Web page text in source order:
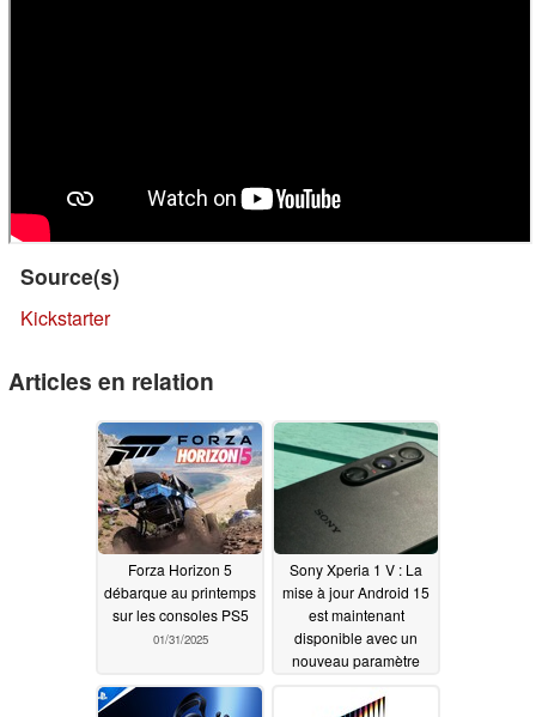
Source(s)
Kickstarter
Articles en relation
Forza Horizon 5
débarque au printemps
sur les consoles PS5
01/31/2025
Sony Xperia 1 V : La
mise à jour Android 15
est maintenant
disponible avec un
nouveau paramètre
d'affichage 4K01/10/2025